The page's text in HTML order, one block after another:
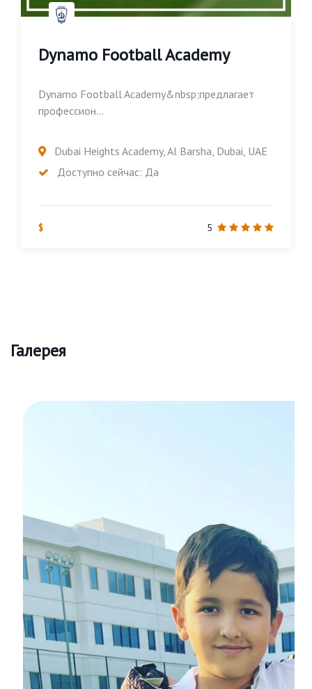
Dynamo Football Academy
Dynamo Football Academy&nbsp;предлагает
профессион...
Dubai Heights Academy, Al Barsha, Dubai, UAE
Доступно сейчас: Да
$ 5
Галерея